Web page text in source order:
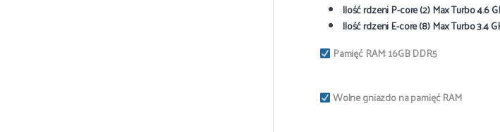
Ilość rdzeni P-core (2) Max Turbo 4.6
Ilość rdzeni E-core (8) Max Turbo 3.4
Pamięć RAM: 16GBDDR5
Wolne gniazdo na pamięć RAM